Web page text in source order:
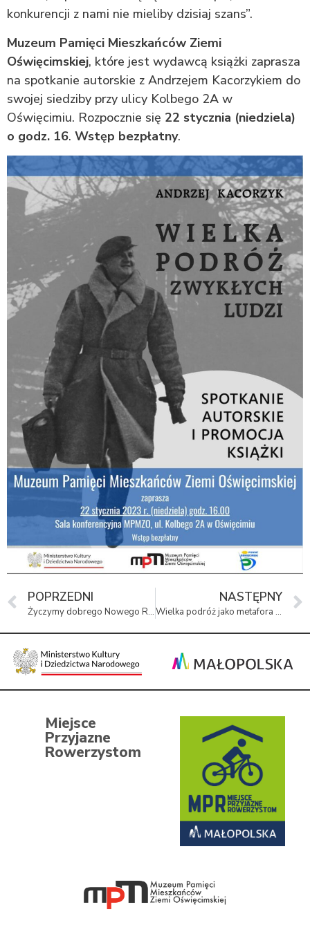
konkurencji z nami nie mieliby dzisiaj szans”.
Muzeum Pamięci Mieszkańców Ziemi
Oświęcimskiej, które jest wydawcą książki zaprasza
na spotkanie autorskie z Andrzejem Kacorzykiem do
swojej siedziby przy ulicy Kolbego 2A w
Oświęcimiu. Rozpocznie się 22 stycznia (niedziela)
o godz. 16. Wstęp bezpłatny.
POPRZEDNI
Życzymy dobrego Nowego Roku 2023
NASTĘPNY
Wielka podróż jako metafora życia
Miejsce
Przyjazne
Rowerzystom